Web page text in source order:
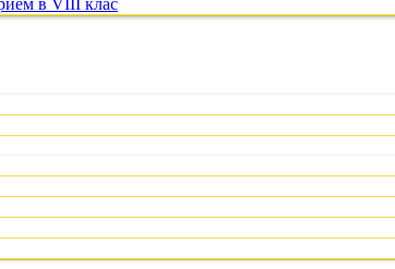
в VIII клас